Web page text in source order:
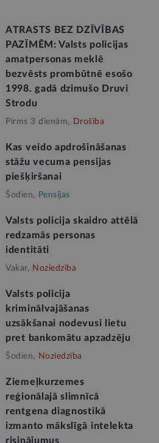
ATRASTS BEZ DZĪVĪBAS
PAZĪMĒM: Valsts policijas
amatpersonas meklē
bezvēsts prombūtnē esošo
1998. gadā dzimušo Druvi
Strodu
Pirms 3 dienām, Drošība
Kas veido apdrošināšanas
stāžu vecuma pensijas
piešķiršanai
Šodien, Pensijas
Valsts policija skaidro attēlā
redzamās personas
identitāti
Vakar, Noziedzība
Valsts policija
kriminālvajāšanas
uzsākšanai nodevusi lietu
pret bankomātu apzadzēju
Šodien, Noziedzība
Ziemeļkurzemes
reģionālajā slimnīcā
rentgena diagnostikā
izmanto mākslīgā intelekta
risinājumus